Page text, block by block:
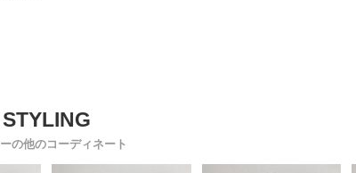
の他のコーディネート